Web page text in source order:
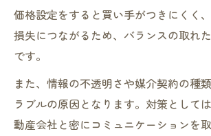
価格設定をすると買い手がつきにくく
損失につながるため、バランスの取れ
です。
また、情報の不透明さや媒介契約の種
ラブルの原因となります。対策として
動産会社と密にコミュニケーションを